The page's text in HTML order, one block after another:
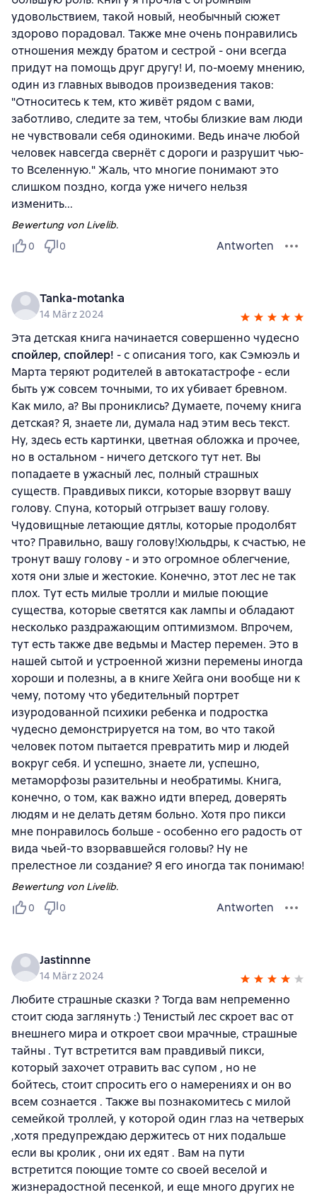
удовольствием, такой новый, необычный сюжет
здорово порадовал. Также мне очень понравились
отношения между братом и сестрой - они всегда
придут на помощь друг другу! И, по-моему мнению,
один из главных выводов произведения таков:
"Относитесь к тем, кто живёт рядом с вами,
заботливо, следите за тем, чтобы близкие вам люди
не чувствовали себя одинокими. Ведь иначе любой
человек навсегда свернёт с дороги и разрушит чью-
то Вселенную." Жаль, что многие понимают это
слишком поздно, когда уже ничего нельзя
изменить...
Bewertung von Livelib.
0
0 Antworten
Tanka-motanka
14 März 2024
Эта детская книга начинается совершенно чудесно
спойлер, спойлер! - с описания того, как Сэмюэль и
Марта теряют родителей в автокатастрофе - если
быть уж совсем точными, то их убивает бревном.
Как мило, а? Вы прониклись? Думаете, почему книга
детская? Я, знаете ли, думала над этим весь текст.
Ну, здесь есть картинки, цветная обложка и прочее,
но в остальном - ничего детского тут нет. Вы
попадаете в ужасный лес, полный страшных
существ. Правдивых пикси, которые взорвут вашу
голову. Спуна, который отгрызет вашу голову.
Чудовищные летающие дятлы, которые продолбят
что? Правильно, вашу голову!Хюльдры, к счастью, не
тронут вашу голову - и это огромное облегчение,
хотя они злые и жестокие. Конечно, этот лес не так
плох. Тут есть милые тролли и милые поющие
существа, которые светятся как лампы и обладают
несколько раздражающим оптимизмом. Впрочем,
тут есть также две ведьмы и Мастер перемен. Это в
нашей сытой и устроенной жизни перемены иногда
хороши и полезны, а в книге Хейга они вообще ни к
чему, потому что убедительный портрет
изуродованной психики ребенка и подростка
чудесно демонстрируется на том, во что такой
человек потом пытается превратить мир и людей
вокруг себя. И успешно, знаете ли, успешно,
метаморфозы разительны и необратимы. Книга,
конечно, о том, как важно идти вперед, доверять
людям и не делать детям больно. Хотя про пикси
мне понравилось больше - особенно его радость от
вида чьей-то взорвавшейся головы? Ну не
прелестное ли создание? Я его иногда так понимаю!
Bewertung von Livelib.
0
0 Antworten
Jastinnne
14 März 2024
Любите страшные сказки ? Тогда вам непременно
стоит сюда заглянуть :) Тенистый лес скроет вас от
внешнего мира и откроет свои мрачные, страшные
тайны . Тут встретится вам правдивый пикси,
который захочет отравить вас супом , но не
бойтесь, стоит спросить его о намерениях и он во
всем сознается . Также вы познакомитесь с милой
семейкой троллей, у которой один глаз на четверых
,хотя предупреждаю держитесь от них подальше
если вы кролик , они их едят . Вам на пути
встретится поющие томте со своей веселой и
жизнерадостной песенкой, и еще много других не